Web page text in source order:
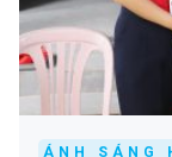
ÁNH SÁNG